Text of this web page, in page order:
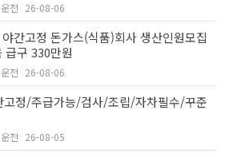
전 26-08-06
간고정 돈가스(식품)회사 생산인원모집
급구 330만원
전 26-08-06
고정/주급가능/검사/조립/자차필수/꾸준
전 26-08-05